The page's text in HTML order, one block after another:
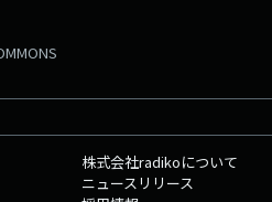
株式会社radikoについて
ニュースリリース